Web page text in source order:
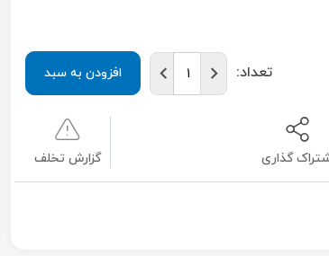
تعداد: افزودن به سبد
گذاری گزارش تخلف